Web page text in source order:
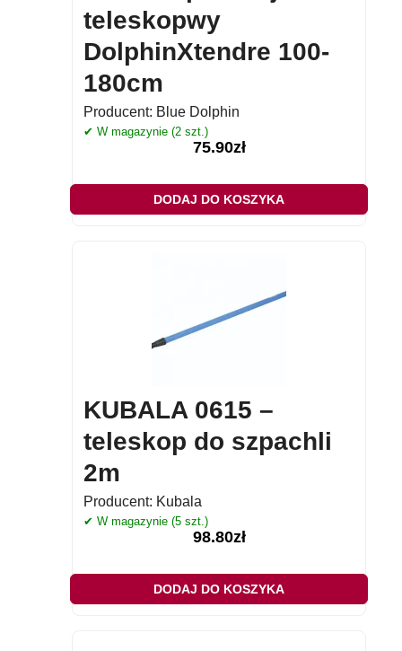
teleskopwy
DolphinXtendre 100-
180cm
Producent: Blue Dolphin
✔ W magazynie (2 szt.)
75.90zł
DODAJ DO KOSZYKA
KUBALA 0615 –
teleskop do szpachli
2m
Producent: Kubala
✔ W magazynie (5 szt.)
98.80zł
DODAJ DO KOSZYKA